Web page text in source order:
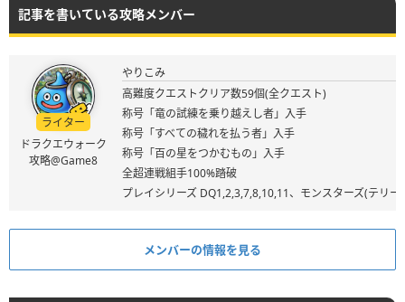
記事を書いている攻略メンバー
ライター
ドラクエウォーク
攻略@Game8
やりこみ
高難度クエストクリア数59個(全クエスト)
称号「竜の試練を乗り越えし者」入手
称号「すべての穢れを払う者」入手
称号「百の星をつかむもの」入手
全超連戦組手100%踏破
プレイシリーズ DQ1,2,3,7,8,10,11、モンスターズ(テリ
メンバーの情報を見る